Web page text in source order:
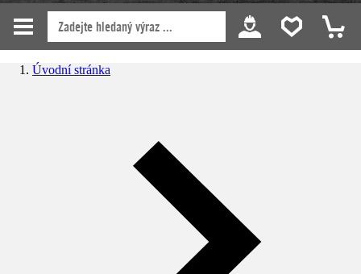
Úvodní stránka